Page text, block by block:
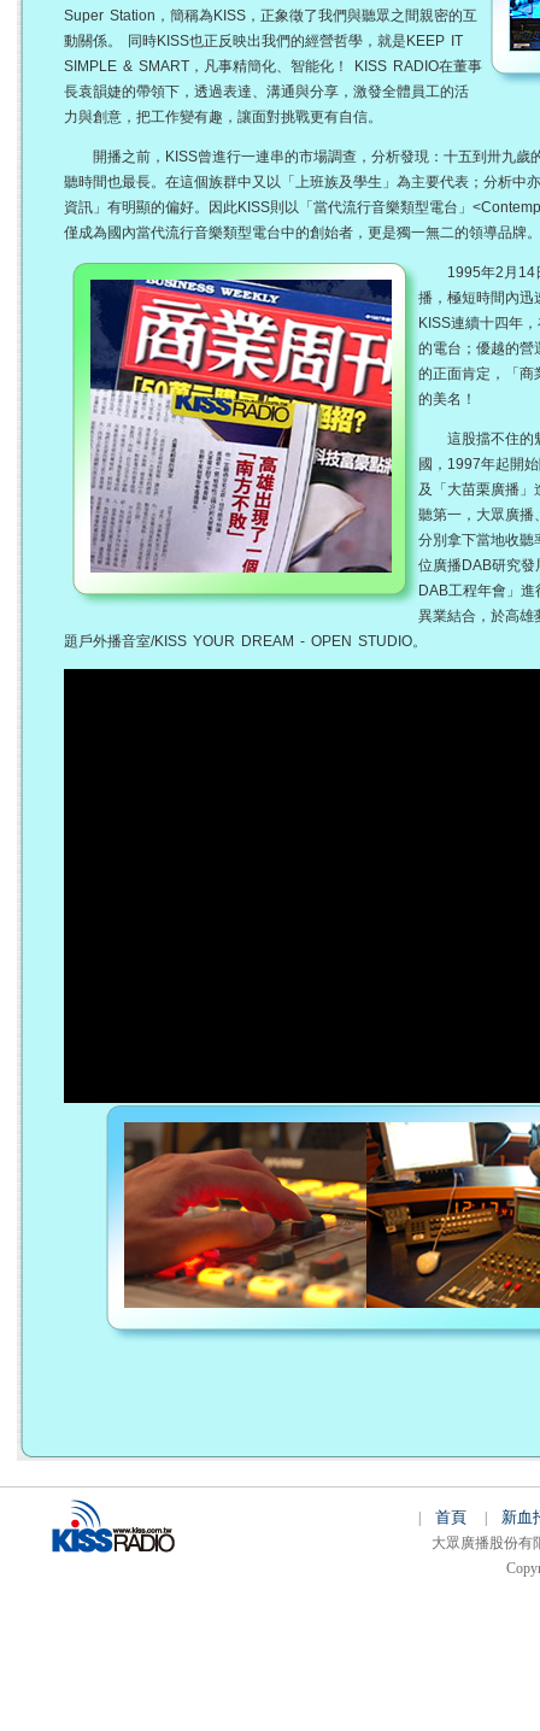
Super Station，簡稱為KISS，正象徵了我們與聽眾之間親密的互
動關係。 同時KISS也正反映出我們的經營哲學，就是KEEP IT
SIMPLE & SMART，凡事精簡化、智能化！ KISS RADIO在董事
長袁韻婕的帶領下，透過表達、溝通與分享，激發全體員工的活
力與創意，把工作變有趣，讓面對挑戰更有自信。
開播之前，KISS曾進行一連串的市場調查，分析發現：十五到卅九歲
聽時間也最長。在這個族群中又以「上班族及學生」為主要代表；分析中
資訊」有明顯的偏好。因此KISS則以「當代流行音樂類型電台」
僅成為國內當代流行音樂類型電台中的創始者，更是獨一無二的領導品牌。
1995年2月14日
播，極短時間內迅
KISS連續十四年
的電台；優越的營
的正面肯定，「商
的美名！
這股擋不住的魅
國，1997年起開
及「大苗栗廣播」
聽第一，大眾廣播
分別拿下當地收聽
位廣播DAB研究
DAB工程年會」
異業結合，於高雄
題戶外播音室/KISS YOUR DREAM - OPEN STUDIO。
首頁 新血
大眾廣播股份有